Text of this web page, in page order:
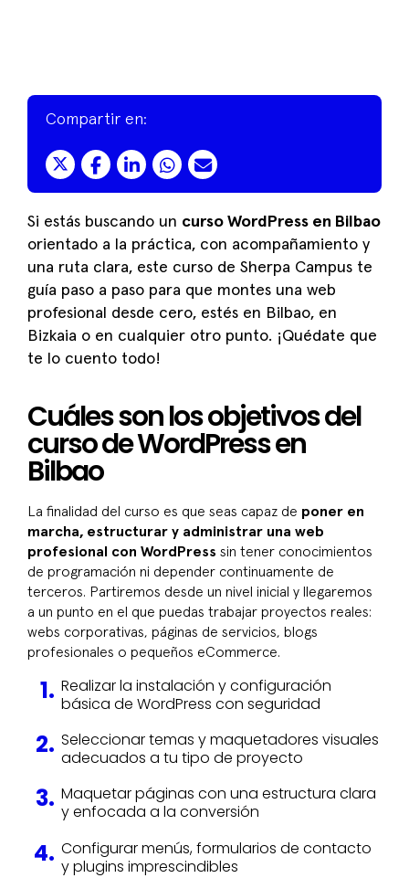
Compartir en:
Si estás buscando un curso WordPress en Bilbao
orientado a la práctica, con acompañamiento y
una ruta clara, este curso de Sherpa Campus te
guía paso a paso para que montes una web
profesional desde cero, estés en Bilbao, en
Bizkaia o en cualquier otro punto. ¡Quédate que
te lo cuento todo!
Cuáles son los objetivos del
curso de WordPress en
Bilbao
La finalidad del curso es que seas capaz de poner en
marcha, estructurar y administrar una web
profesional con WordPress sin tener conocimientos
de programación ni depender continuamente de
terceros. Partiremos desde un nivel inicial y llegaremos
a un punto en el que puedas trabajar proyectos reales:
webs corporativas, páginas de servicios, blogs
profesionales o pequeños eCommerce.
Realizar la instalación y configuración
básica de WordPress con seguridad
Seleccionar temas y maquetadores visuales
adecuados a tu tipo de proyecto
Maquetar páginas con una estructura clara
y enfocada a la conversión
Configurar menús, formularios de contacto
y plugins imprescindibles